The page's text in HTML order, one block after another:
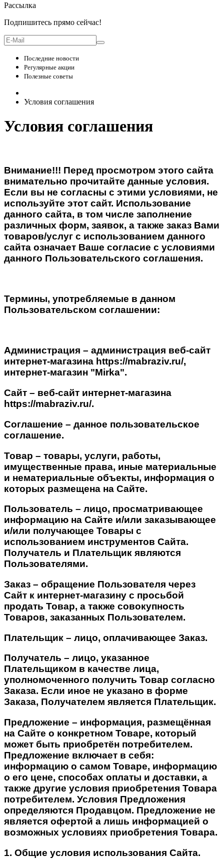
Рассылка
Подпишитесь прямо сейчас!
Последние новости
Регулярные акции
Полезные советы
Условия соглашения
Условия соглашения
Внимание!!! Перед просмотром этого сайта
внимательно прочитайте данные условия.
Если вы не согласны с этими условиями, не
используйте этот сайт. Использование
данного сайта, в том числе заполнение
различных форм, заявок, а также заказ Вами
товаров/услуг с использованием данного
сайта означает Ваше согласие с условиями
данного Пользовательского соглашения.
Термины, употребляемые в данном
Пользовательском соглашении:
Администрация – администрация веб-сайт
интернет-магазина https://mabraziv.ru/,
интернет-магазин "Mirka".
Сайт – веб-сайт интернет-магазина
https://mabraziv.ru/.
Соглашение – данное пользовательское
соглашение.
Товар – товары, услуги, работы,
имущественные права, иные материальные
и нематериальные объекты, информация о
которых размещена на Сайте.
Пользователь – лицо, просматривающее
информацию на Сайте и/или заказывающее
и/или получающее Товары с
использованием инструментов Сайта.
Получатель и Плательщик являются
Пользователями.
Заказ – обращение Пользователя через
Сайт к интернет-магазину с просьбой
продать Товар, а также совокупность
Товаров, заказанных Пользователем.
Плательщик – лицо, оплачивающее Заказ.
Получатель – лицо, указанное
Плательщиком в качестве лица,
уполномоченного получить Товар согласно
Заказа. Если иное не указано в форме
Заказа, Получателем является Плательщик.
Предложение – информация, размещённая
на Сайте о конкретном Товаре, который
может быть приобретён потребителем.
Предложение включает в себя:
информацию о самом Товаре, информацию
о его цене, способах оплаты и доставки, а
также другие условия приобретения Товара
потребителем. Условия Предложения
определяются Продавцом. Предложение не
является офертой а лишь информацией о
возможных условиях приобретения Товара.
1. Общие условия использования Сайта.